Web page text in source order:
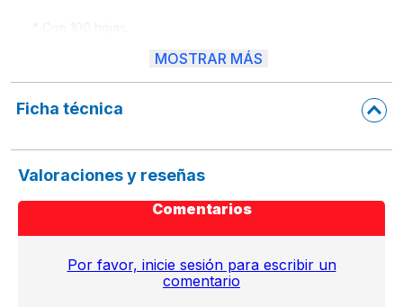
* Profesional 21x27 cm.
* Diversos colores: Naranja,Verde, Rojo, Amarillo, Azul,
* Ideal para uso escolar o profesional.
MOSTRAR MÁS
Ficha técnica
Valoraciones y reseñas
Comentarios
Por favor, inicie sesión para escribir un
comentario